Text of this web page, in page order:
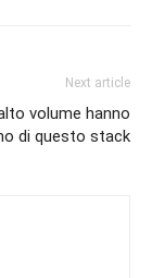
Next article
volume hanno
di questo stack